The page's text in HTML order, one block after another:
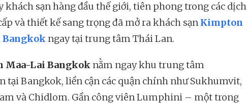
khách sạn hàng đầu thế giới, tiên phong trong các dịch
và thiết kế sang trọng đã mở ra khách sạn Kimpton
Bangkok ngay tại trung tâm Thái Lan.
Maa-Lai Bangkok nằm ngay khu trung tâm
tại Bangkok, liền cận các quận chính như Sukhumvit,
và Chidlom. Gần công viên Lumphini – một trong